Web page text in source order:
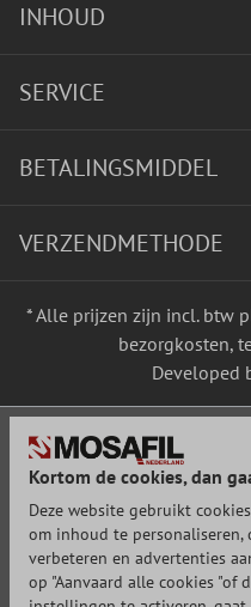
INHOUD
SERVICE
BETALINGSMIDDEL
VERZENDMETHODE
* Alle prijzen zijn incl. btw
bezorgkosten,
Developed
Kortom de cookies, dan
Deze website gebruikt
om inhoud te
verbeteren en advertenties
op "Aanvaard alle cookies